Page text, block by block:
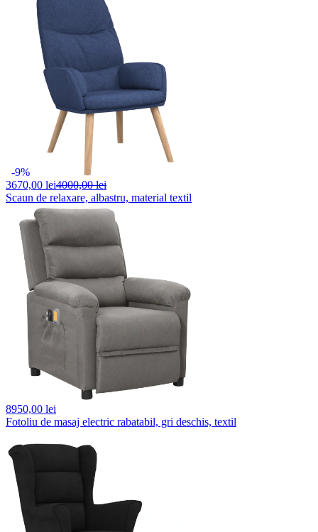
-9%
3670,00 lei4000,00 lei
Scaun de relaxare, albastru, material textil
8950,00 lei
Fotoliu de masaj electric rabatabil, gri deschis, textil